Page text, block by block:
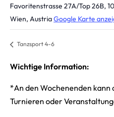
Favoritenstrasse 27A/Top 26B,
Wien, AustriaGoogle Karte
Tanzsport 4-6
Wichtige Information:
*An den Wochenenden kann
Turnieren oder